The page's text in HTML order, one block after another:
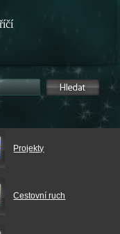
Projekty
Cestovní ruch